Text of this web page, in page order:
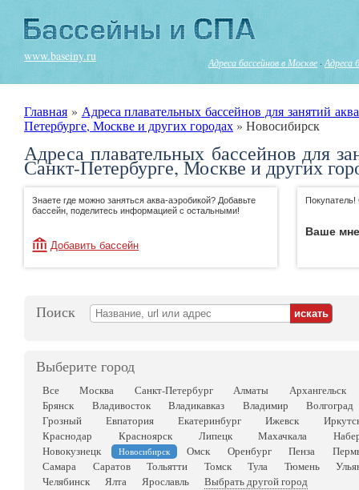
www.baseiny.ru Адреса бассейнов в Москве · Адреса
Главная » Адреса плавательных бассейнов для занятий
Петербурге, Москве и других городах » Новосибирск
Адреса плавательных бассейнов для
Санкт-Петербурге, Москве и других
Знаете где можно заняться аква-аэробикой? Добавьте
бассейн, поделитесь информацией с остальными!
Добавить бассейн
Ваше
Поиск
Выберите город
Все Москва Санкт-Петербург Алматы
Архангельск
Брянск
Владивосток Владикавказ Владимир
Волгоград
Грозный
Евпатория Екатеринбург Ижевск
Краснодар
Красноярск Липецк Махачкала
Новокузнецк
Новосибирск Омск Оренбург Пенза
Самара
Саратов Тольятти Томск Тула Тюмень
Челябинск
Ялта Ярославль Выбрать другой город